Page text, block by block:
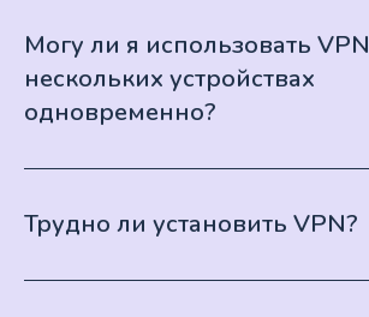
Могу ли я использовать
нескольких устройствах
одновременно?
Трудно ли установить VPN?